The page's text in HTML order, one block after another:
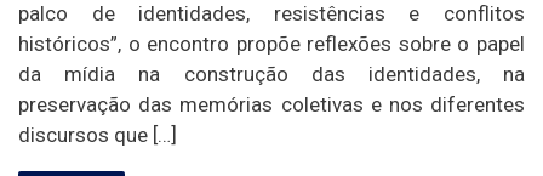
palco de identidades, resistências e conflitos
históricos”, o encontro propõe reflexões sobre o papel
da mídia na construção das identidades, na
preservação das memórias coletivas e nos diferentes
discursos que […]